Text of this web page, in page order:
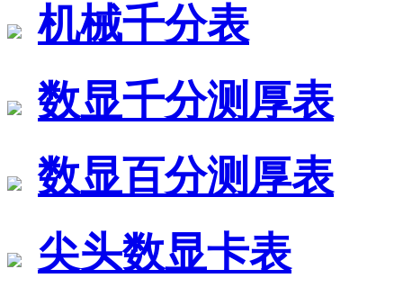
机械千分表
数显千分测厚表
数显百分测厚表
尖头数显卡表